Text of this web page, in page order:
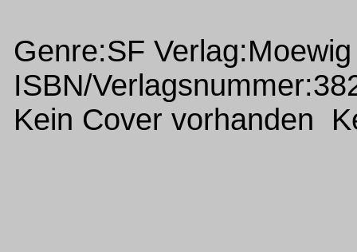
Genre:SF Verlag:Moewig
ISBN/
Kein Cover vorhanden